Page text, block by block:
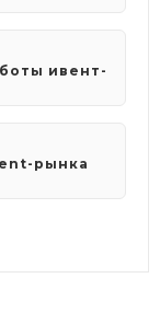
ивент-
рынка